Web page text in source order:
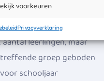
voorkeuren
Privacyverklaring
basisscholen wordt er
groep. Hierbij
leerlingen, maar
groep geboden
schooljaar